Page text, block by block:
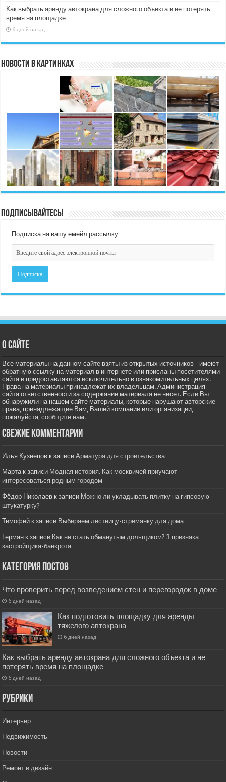
Как выбрать аренду автокрана для сложного объекта и не потерять
время на площадке
6 дней назад
Новости в картинках
Подписывайтесь!
Подписка на вашу емейл рассылку
О сайте
Все материалы на данном сайте взяты из открытых источников - имеют
обратную ссылку на материал в интернете или присланы посетителями
сайта и предоставляются исключительно в ознакомительных целях.
Права на материалы принадлежат их владельцам. Администрация
сайта ответственности за содержание материала не несет. Если Вы
обнаружили на нашем сайте материалы, которые нарушают авторские
права, принадлежащие Вам, Вашей компании или организации,
пожалуйста,сообщите нам.
Свежие комментарии
Илья Кузнецов к записиАрматура для строительства
Марта к записи Модная история. Как москвичей приучают
интересоваться родным городом
Фёдор Николаев к записи Можно ли укладывать плитку на гипсовую
штукатурку?
Тимофей к записи Выбираем лестницу-стремянку для дома
Герман к записи Как не стать обманутым дольщиком? 3 признака
застройщика-банкрота
Категория постов
Что проверить перед возведением стен и перегородок в доме
6 дней назад
Как подготовить площадку для аренды
тяжелого автокрана
6 дней назад
Как выбрать аренду автокрана для сложного объекта и не
потерять время на площадке
6 дней назад
РУбрики
Интерьер
Недвижимость
Новости
Ремонт и дизайн